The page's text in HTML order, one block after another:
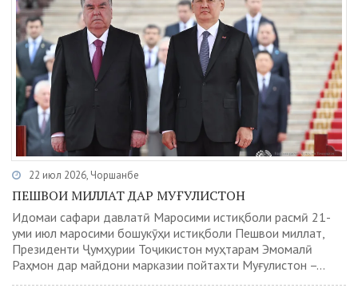
22 июл 2026, Чоршанбе
ПЕШВОИ МИЛЛАТ ДАР МУҒУЛИСТОН
Идомаи сафари давлатӣ Маросими истиқболи расмӣ 21-
уми июл маросими бошукӯҳи истиқболи Пешвои миллат,
Президенти Ҷумҳурии Тоҷикистон муҳтарам Эмомалӣ
Раҳмон дар майдони марказии пойтахти Муғулистон –...